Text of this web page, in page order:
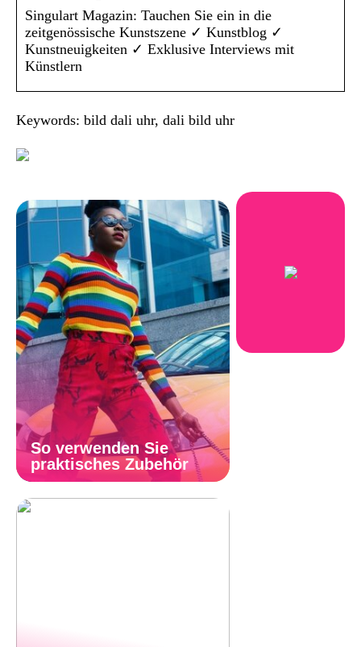
Singulart Magazin: Tauchen Sie ein in die
zeitgenössische Kunstszene ✓ Kunstblog ✓
Kunstneuigkeiten ✓ Exklusive Interviews mit
Künstlern
Keywords: bild dali uhr, dali bild uhr
So verwenden Sie
praktisches Zubehör